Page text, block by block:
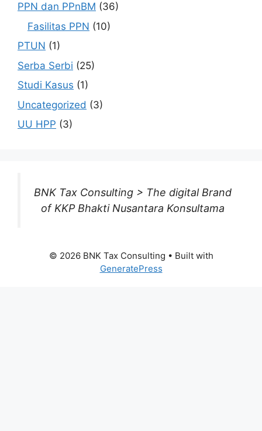
PPN dan PPnBM (36)
Fasilitas PPN (10)
PTUN (1)
Serba Serbi (25)
Studi Kasus (1)
Uncategorized (3)
UU HPP (3)
BNK Tax Consulting > The digital Brand
of KKP Bhakti Nusantara Konsultama
© 2026 BNK Tax Consulting • Built with
GeneratePress